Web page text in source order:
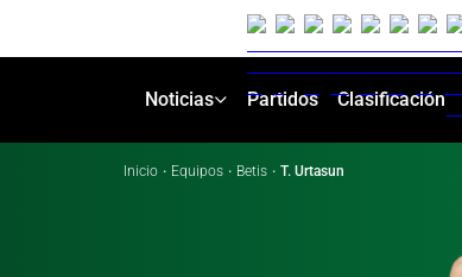
Noticias Partidos Clasificación
Inicio · Equipos · Betis · T. Urtasun